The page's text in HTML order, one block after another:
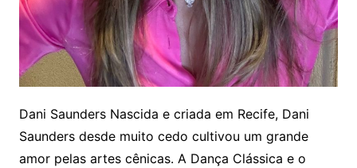
Dani Saunders Nascida e criada em Recife, Dani
Saunders desde muito cedo cultivou um grande
amor pelas artes cênicas. A Dança Clássica e o